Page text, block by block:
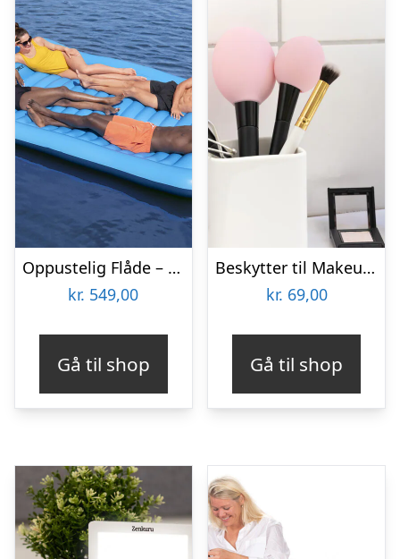
Oppustelig Flåde – Bestway Sun Soaker
kr. 549,00
Gå til shop
Beskytter til Makeupbørster 3-pak
kr. 69,00
Gå til shop